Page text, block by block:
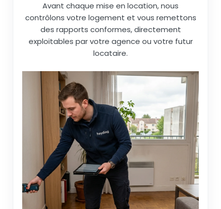
Avant chaque mise en location, nous
contrôlons votre logement et vous remettons
des rapports conformes, directement
exploitables par votre agence ou votre futur
locataire.